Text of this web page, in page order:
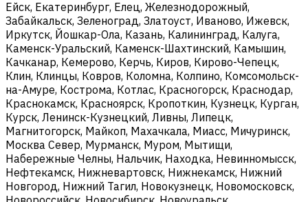
Ейск, Екатеринбург, Елец, Железнодорожный,
Забайкальск, Зеленоград, Златоуст, Иваново, Ижевск,
Иркутск, Йошкар-Ола, Казань, Калининград, Калуга,
Каменск-Уральский, Каменск-Шахтинский, Камышин,
Качканар, Кемерово, Керчь, Киров, Кирово-Чепецк,
Клин, Клинцы, Ковров, Коломна, Колпино, Комсомольск-
на-Амуре, Кострома, Котлас, Красногорск, Краснодар,
Краснокамск, Красноярск, Кропоткин, Кузнецк, Курган,
Курск, Ленинск-Кузнецкий, Ливны, Липецк,
Магнитогорск, Майкоп, Махачкала, Миасс, Мичуринск,
Москва Север, Мурманск, Муром, Мытищи,
Набережные Челны, Нальчик, Находка, Невинномысск,
Нефтекамск, Нижневартовск, Нижнекамск, Нижний
Новгород, Нижний Тагил, Новокузнецк, Новомосковск,